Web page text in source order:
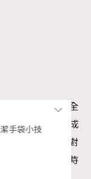
光，廣末幾乎全
得到好成績，成
的風光成績，對
上的她風光一時
手袋小技